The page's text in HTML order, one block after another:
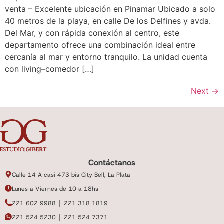
venta – Excelente ubicación en Pinamar Ubicado a solo
40 metros de la playa, en calle De los Delfines y avda.
Del Mar, y con rápida conexión al centro, este
departamento ofrece una combinación ideal entre
cercanía al mar y entorno tranquilo. La unidad cuenta
con living–comedor […]
Next →
Contáctanos
Calle 14 A casi 473 bis City Bell, La Plata
Lunes a Viernes de 10 a 18hs
221 602 9988 │ 221 318 1819
221 524 5230 │ 221 524 7371